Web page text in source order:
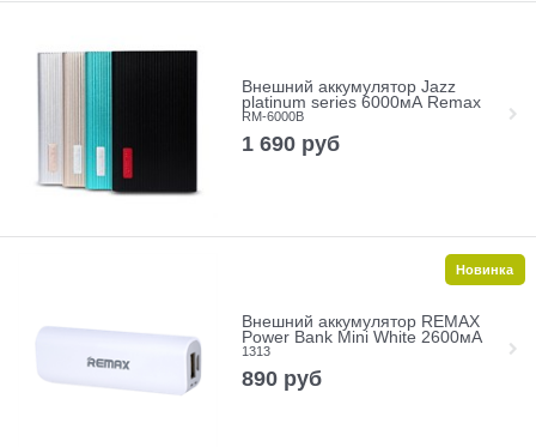
Внешний аккумулятор Jazz
platinum series 6000мА Remax
RM-6000B
1 690 руб
Внешний аккумулятор REMAX
Power Bank Mini White 2600мА
1313
890 руб
Новинка